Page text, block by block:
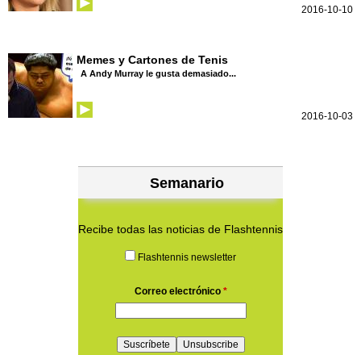
2016-10-10
Memes y Cartones de Tenis
A Andy Murray le gusta demasiado...
2016-10-03
Semanario
Recibe todas las noticias de Flashtennis
Flashtennis newsletter
Correo electrónico *